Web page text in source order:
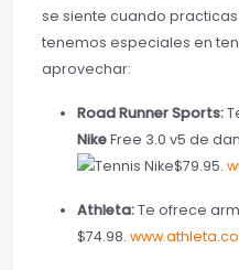
se siente cuando
tenemos especiales en
aprovechar:
Road Runner Sports:
NikeFree 3.0 v5 de
$79.95.
Athleta:Te ofrece
$74.98.